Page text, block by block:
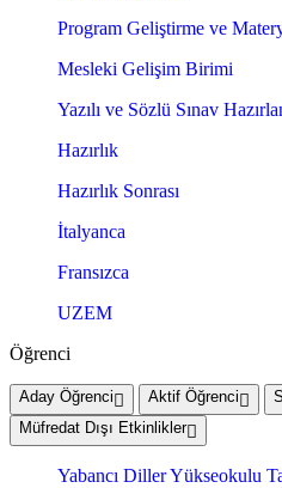
Program Geliştirme ve
Mesleki Gelişim Birimi
Yazılı ve Sözlü Sınav
Hazırlık
Hazırlık Sonrası
İtalyanca
Fransızca
UZEM
Öğrenci
Aday Öğrenci Aktif Öğrenci
Müfredat Dışı Etkinlikler
Yabancı Diller Yükseokulu